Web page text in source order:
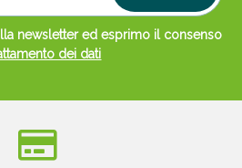
newsletter ed esprimo il consenso
dei dati